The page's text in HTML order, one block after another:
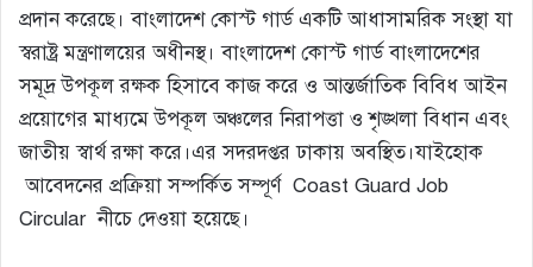
প্রদান করেছে। বাংলাদেশ কোস্ট গার্ড একটি আধাসামরিক সংস্থা যা
স্বরাষ্ট্র মন্ত্রণালয়ের অধীনস্থ। বাংলাদেশ কোস্ট গার্ড বাংলাদেশের
সমূদ্র উপকূল রক্ষক হিসাবে কাজ করে ও আন্তর্জাতিক বিবিধ আইন
প্রয়োগের মাধ্যমে উপকূল অঞ্চলের নিরাপত্তা ও শৃঙ্খলা বিধান এবং
জাতীয় স্বার্থ রক্ষা করে।এর সদরদপ্তর ঢাকায় অবস্থিত।যাইহোক
আবেদনের প্রক্রিয়া সম্পর্কিত সম্পূর্ণ Coast Guard Job
Circular নীচে দেওয়া হয়েছে।